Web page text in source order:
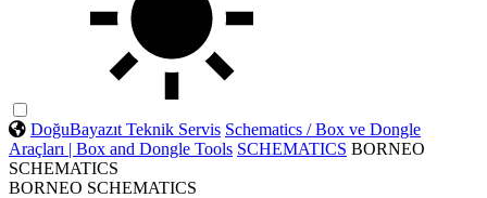
DoğuBayazıt Teknik Servis Schematics / Box ve Dongle
Araçları | Box and Dongle Tools SCHEMATICS BORNEO
SCHEMATICS
BORNEO SCHEMATICS